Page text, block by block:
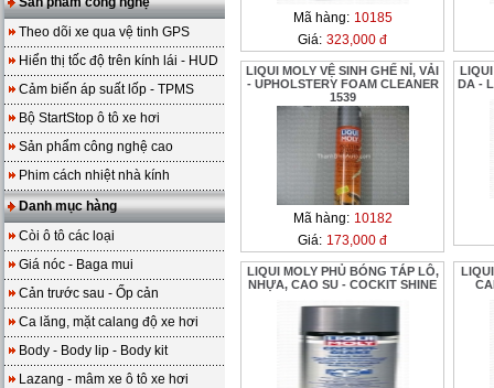
Theo dõi xe qua vệ tinh GPS
Hiển thị tốc độ trên kính lái - HUD
Cảm biến áp suất lốp - TPMS
Bộ StartStop ô tô xe hơi
Sản phẩm công nghệ cao
Phim cách nhiệt nhà kính
Danh mục hàng
Còi ô tô các loại
Giá nóc - Baga mui
Cản trước sau - Ốp cản
Ca lăng, mặt calang độ xe hơi
Body - Body lip - Body kit
Lazang - mâm xe ô tô xe hơi
Mã hàng: 10185
Giá: 323,000 đ
LIQUI MOLY VỆ SINH GHẾ NỈ, VẢI
- UPHOLSTERY FOAM CLEANER
1539
Mã hàng: 10182
Giá: 173,000 đ
DA -
LIQUI MOLY PHỦ BÓNG TÁP LÔ,
NHỰA, CAO SU - COCKIT SHINE